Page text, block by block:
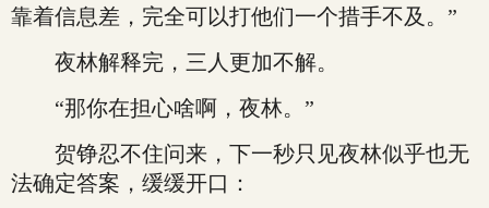
靠着信息差，完全可以打他们一个措手不及。”
夜林解释完，三人更加不解。
“那你在担心啥啊，夜林。”
贺铮忍不住问来，下一秒只见夜林似乎也无
法确定答案，缓缓开口：